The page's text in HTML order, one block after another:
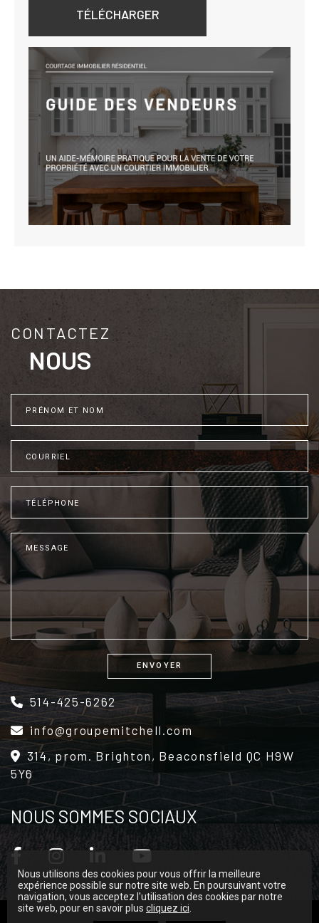
TÉLÉCHARGER
CONTACTEZ
NOUS
ENVOYER
Alternative:
514-425-6262
info@groupemitchell.com
314, prom. Brighton, Beaconsfield QC H9W
5Y6
NOUS SOMMES SOCIAUX
Nous utilisons des cookies pour vous offrir la meilleure
expérience possible sur notre site web. En poursuivant votre
navigation, vous acceptez l'utilisation des cookies par notre
site web, pour en savoir plus cliquez ici